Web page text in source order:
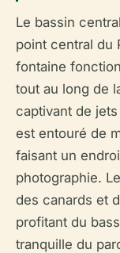
Le bassin
point central du
fontaine
tout au long de
captivant de
est entouré de
faisant un
photographie.
des canards et
profitant du
tranquille du